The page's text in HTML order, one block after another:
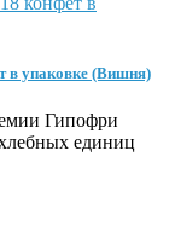
в упаковке (Вишня)
Гипофри
единиц